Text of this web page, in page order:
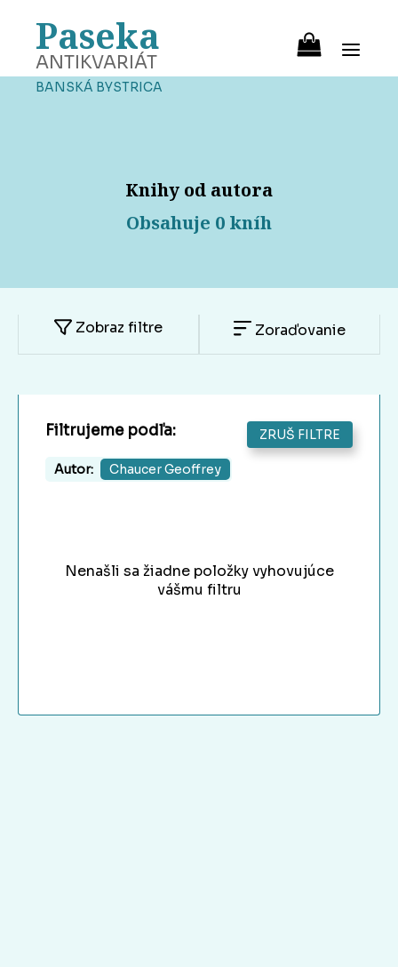
Paseka
ANTIKVARIÁT
BANSKÁ BYSTRICA
Knihy od autora
Obsahuje 0 kníh
Zobraz filtre Zoraďovanie
Filtrujeme podľa: ZRUŠ FILTRE
Autor: Chaucer Geoffrey
Nenašli sa žiadne položky vyhovujúce
vášmu filtru